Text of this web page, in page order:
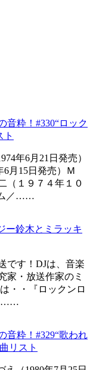
音粋！#330“ロック
ト
年6月21日発売）
6月15日発売）Ｍ
（１９７４年１０
ム／……
ー鈴木とミラッキ
です！DJは、音楽
家・放送作家のミ
・・『ロックンロ
……
音粋！#329“歌われ
リスト